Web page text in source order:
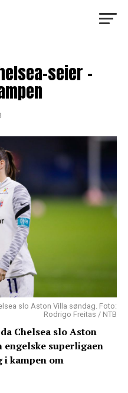
seier –
slo Aston Villa søndag. Foto:
Rodrigo Freitas / NTB
Chelsea slo Aston
engelske superligaen
i kampen om